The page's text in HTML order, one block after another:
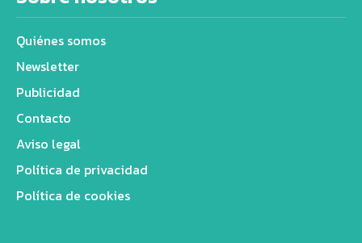
Quiénes somos
Newsletter
Publicidad
Contacto
Aviso legal
Política de privacidad
Política de cookies